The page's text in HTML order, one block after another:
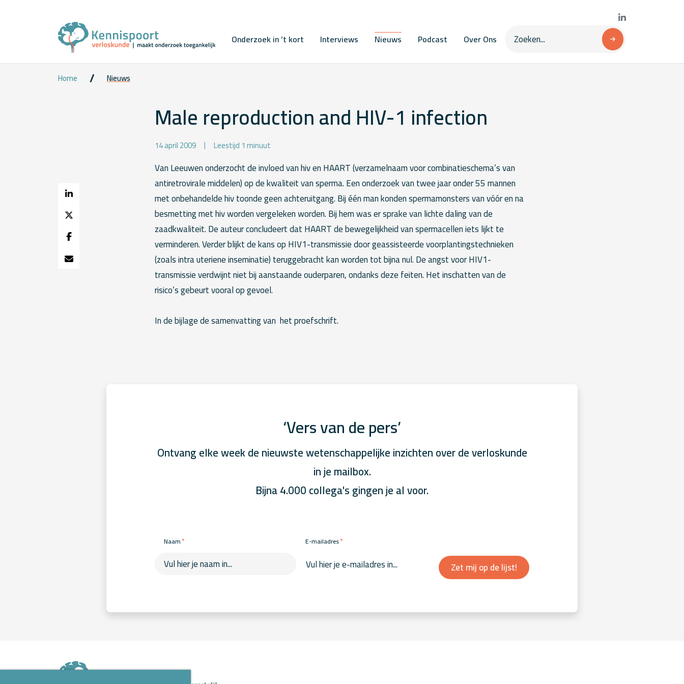
Onderzoek in ’t kort Interviews Nieuws Podcast Over Ons
Home Nieuws
Male reproduction and HIV-1 infection
14 april 2009 Leestijd 1 minuut
Van Leeuwen onderzocht de invloed van hiv en HAART (verzamelnaam voor combinatieschema’s van
antiretrovirale middelen) op de kwaliteit van sperma. Een onderzoek van twee jaar onder 55 mannen
met onbehandelde hiv toonde geen achteruitgang. Bij één man konden spermamonsters van vóór en na
besmetting met hiv worden vergeleken worden. Bij hem was er sprake van lichte daling van de
zaadkwaliteit. De auteur concludeert dat HAART de bewegelijkheid van spermacellen iets lijkt te
verminderen. Verder blijkt de kans op HIV1-transmissie door geassisteerde voorplantingstechnieken
(zoals intra uteriene inseminatie) teruggebracht kan worden tot bijna nul. De angst voor HIV1-
transmissie verdwijnt niet bij aanstaande ouderparen, ondanks deze feiten. Het inschatten van de
risico’s gebeurt vooral op gevoel.
In de bijlage de samenvatting van het proefschrift.
‘Vers van de pers’
Ontvang elke week de nieuwste wetenschappelijke inzichten over de verloskunde
in je mailbox.
Bijna 4.000 collega's gingen je al voor.
Naam* E-mailadres*
Zet mij op de lijst!